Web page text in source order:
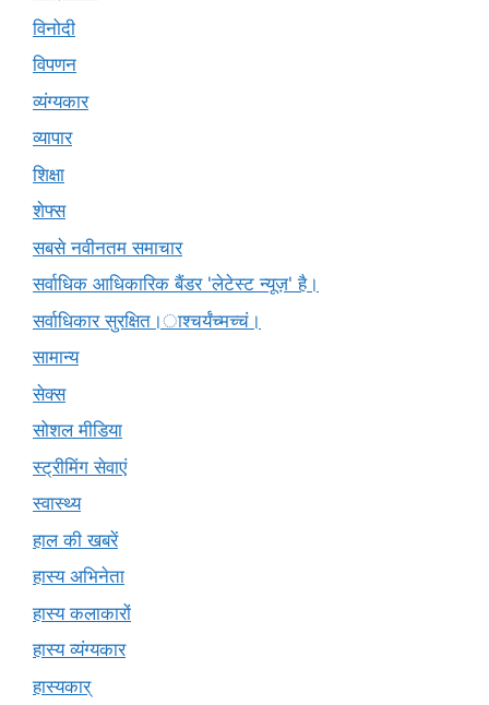
विनोदी
विपणन
व्यंग्यकार
व्यापार
शिक्षा
शेफ्स
सबसे नवीनतम समाचार
सर्वाधिक आधिकारिक बैंडर 'लेटेस्ट न्यूज़' है।
सर्वाधिकार सुरक्षित।ाश्चर्यंच्मच्चं।
सामान्य
सेक्स
सोशल मीडिया
स्ट्रीमिंग सेवाएं
स्वास्थ्य
हाल की खबरें
हास्य अभिनेता
हास्य कलाकारों
हास्य व्यंग्यकार
हास्यकार्